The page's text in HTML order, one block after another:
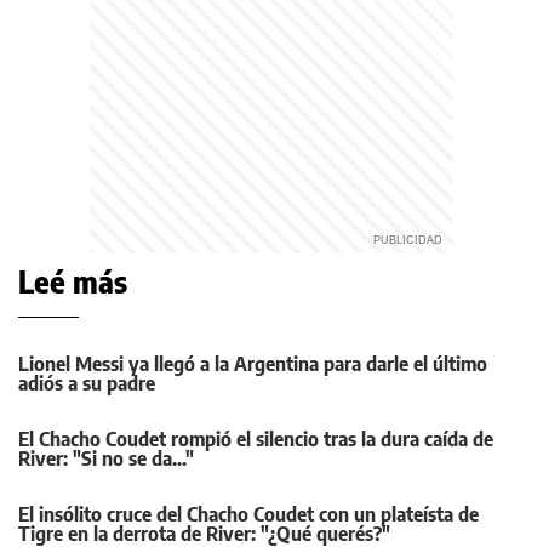
Leé más
Lionel Messi ya llegó a la Argentina para darle el último
adiós a su padre
El Chacho Coudet rompió el silencio tras la dura caída de
River: "Si no se da..."
El insólito cruce del Chacho Coudet con un plateísta de
Tigre en la derrota de River: "¿Qué querés?"